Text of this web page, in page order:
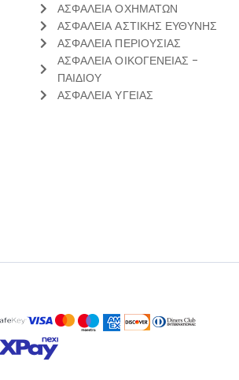
ΑΣΦΑΛΕΙΑ ΟΧΗΜΑΤΩΝ
ΑΣΦΑΛΕΙΑ ΑΣΤΙΚΗΣ ΕΥΘΥΝΗΣ
ΑΣΦΑΛΕΙΑ ΠΕΡΙΟΥΣΙΑΣ
ΑΣΦΑΛΕΙΑ ΟΙΚΟΓΕΝΕΙΑΣ -
ΠΑΙΔΙΟΥ
ΑΣΦΑΛΕΙΑ ΥΓΕΙΑΣ